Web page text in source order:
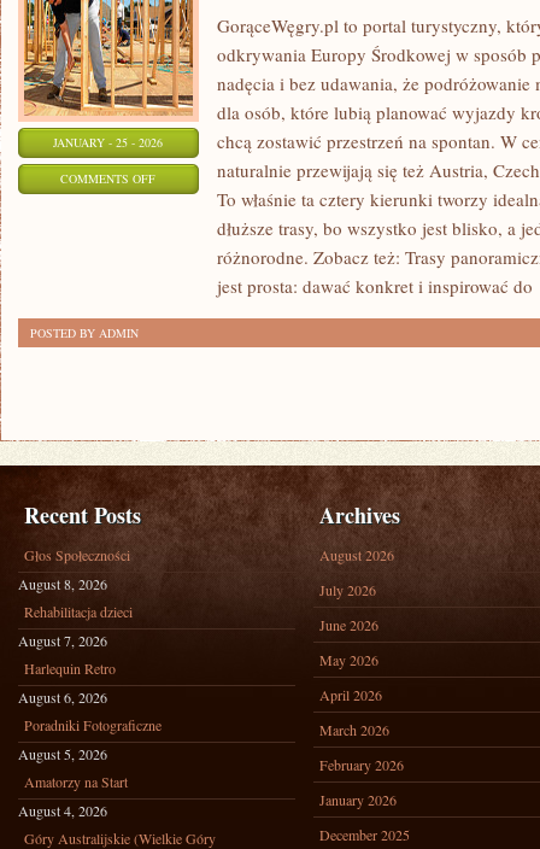
JANUARY - 25 - 2026
COMMENTS OFFON
TERMALNE
GorąceWęgry.pl to portal turystyczny,
odkrywania Europy Środkowej w sposób
nadęcia i bez udawania, że podróżowanie
dla osób, które lubią planować wyjazdy
chcą zostawić przestrzeń na spontan. W
naturalnie przewijają się też Austria,
To właśnie ta cztery kierunki tworzy
dłuższe trasy, bo wszystko jest blisko, a
różnorodne. Zobacz też: Trasy
jest prosta: dawać konkret i inspirować do
POSTED BY ADMIN
Recent Posts
Głos Społeczności
August 8, 2026
Rehabilitacja dzieci
August 7, 2026
Harlequin Retro
August 6, 2026
Poradniki Fotograficzne
August 5, 2026
Amatorzy na Start
August 4, 2026
Góry Australijskie (Wielkie Góry
Archives
August 2026
July 2026
June 2026
May 2026
April 2026
March 2026
February 2026
January 2026
December 2025